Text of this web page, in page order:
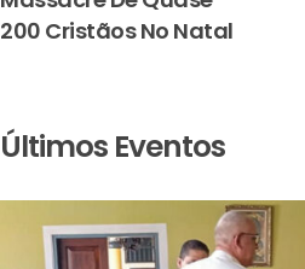
200 Cristãos No Natal
Últimos Eventos